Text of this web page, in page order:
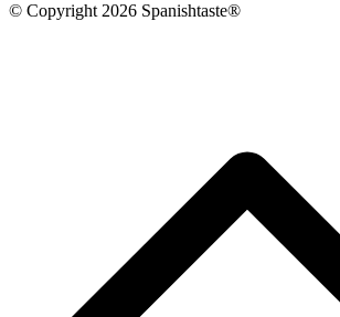
© Copyright 2026 Spanishtaste®